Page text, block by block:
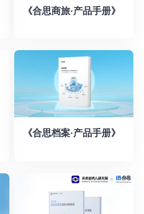
《合思商旅·产品手册》
《合思档案·产品手册》